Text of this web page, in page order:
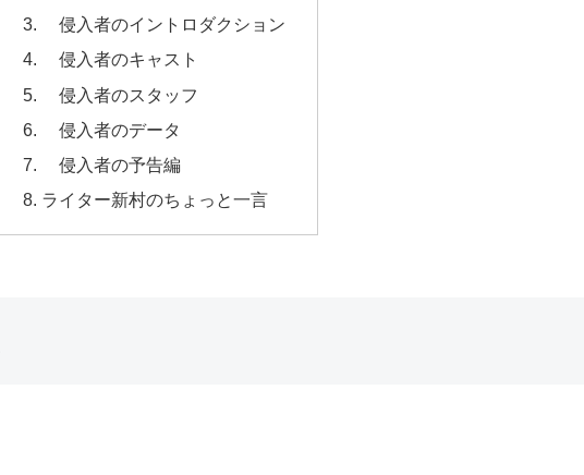
侵入者のイントロダクション
侵入者のキャスト
侵入者のスタッフ
侵入者のデータ
侵入者の予告編
ライター新村のちょっと一言